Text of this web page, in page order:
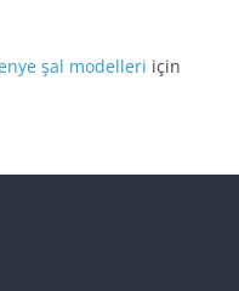
şal modelleri için